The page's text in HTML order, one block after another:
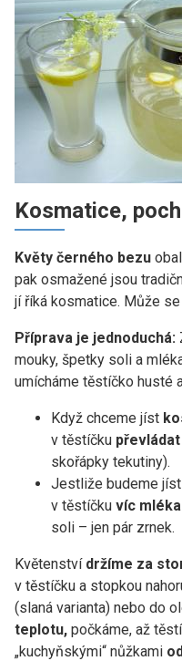
Kosmatice,
Květy černého bezu
pak osmažené jsou
jí říká kosmatice. Může
Příprava je jednoduchá:
mouky, špetky soli a
umícháme těstíčko husté
Když chceme jíst
v těstíčku
skořápky tekutiny).
Jestliže budeme jíst
v těstíčku víc mléka
soli – jen pár zrnek.
Květenství držíme za
v těstíčku a stopkou
(slaná varianta) nebo do
teplotu, počkáme, až
„kuchyňskými“ nůžkami